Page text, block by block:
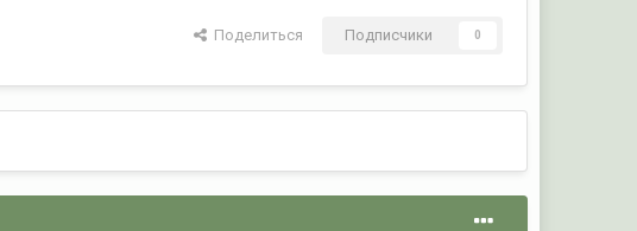
Поделиться Подписчики 0